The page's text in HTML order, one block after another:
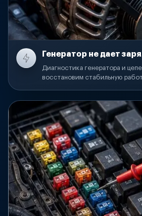
Генератор не дает
Диагностика генератора и
восстановим стабильную